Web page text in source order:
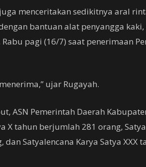
menceritakan sedikitnya aral
bantuan alat penyangga
pagi (16/7) saat penerimaan
ujar Rugayah.
ASN Pemerintah Daerah
X tahun berjumlah 281 orang,
Satyalencana Karya Satya XXX